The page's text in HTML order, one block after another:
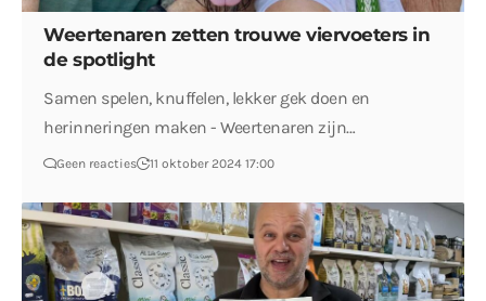
Weertenaren zetten trouwe viervoeters in
de spotlight
Samen spelen, knuffelen, lekker gek doen en
herinneringen maken - Weertenaren zijn…
Geen reacties 11 oktober 2024 17:00